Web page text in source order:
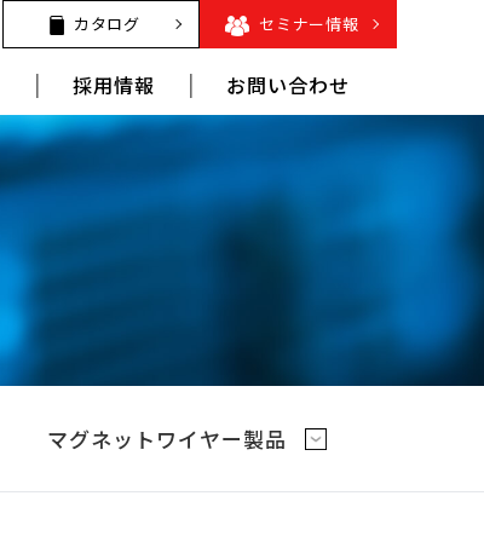
カタログ セミナー情報
採用情報 お問い合わせ
マグネットワイヤー製品